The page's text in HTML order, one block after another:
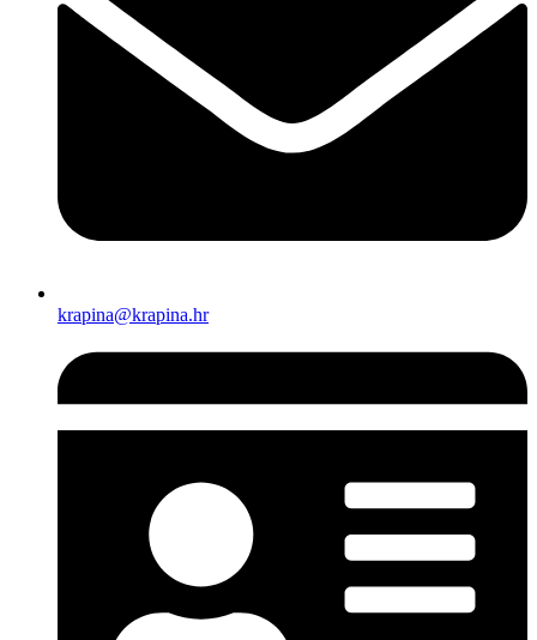
krapina@krapina.hr